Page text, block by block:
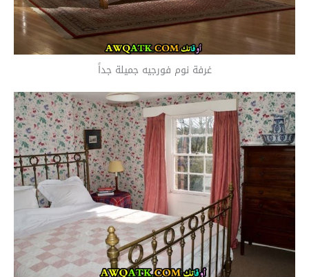
غرفة نوم فورجيه جميلة جداً